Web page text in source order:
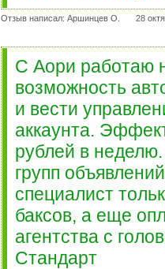
Отзыв написал: Аршинцев О. 28
С Аори работаю
возможность
и вести
аккаунта.
рублей в
групп
специалист
баксов, а еще
агентства с
Стандарт